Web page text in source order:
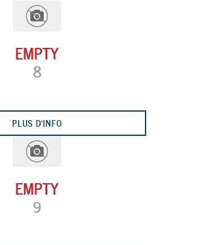
EMPTY
8
PLUS D'INFO
EMPTY
9